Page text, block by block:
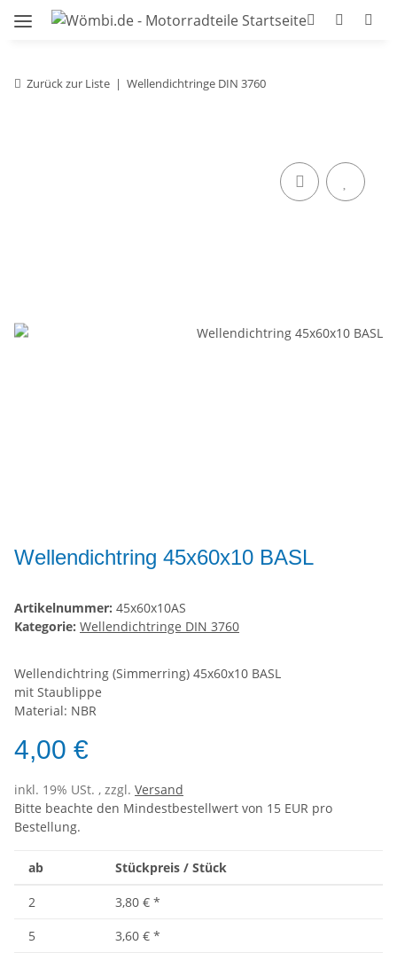
Zurück zur Liste Wellendichtringe DIN 3760
Wellendichtring 45x60x10 BASL
Artikelnummer: 45x60x10AS
Kategorie: Wellendichtringe DIN 3760
Wellendichtring (Simmerring) 45x60x10 BASL
mit Staublippe
Material: NBR
4,00 €
inkl. 19% USt. , zzgl. Versand
Bitte beachte den Mindestbestellwert von 15 EUR pro
Bestellung.
ab Stückpreis / Stück
2 3,80 € *
5
3,60 € *